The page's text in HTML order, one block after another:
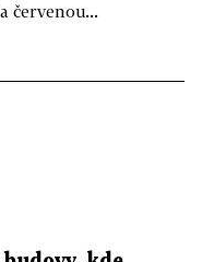
červenou...